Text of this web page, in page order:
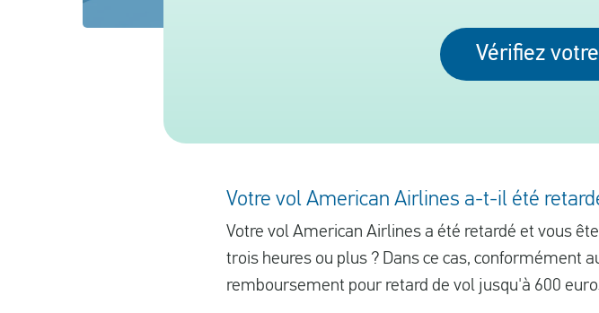
Vérifiez
Votre vol American Airlines a-t-il été
Votre vol American Airlines a été retardé et vous
trois heures ou plus ? Dans ce cas, conformément
remboursement pour retard de vol jusqu'à 600